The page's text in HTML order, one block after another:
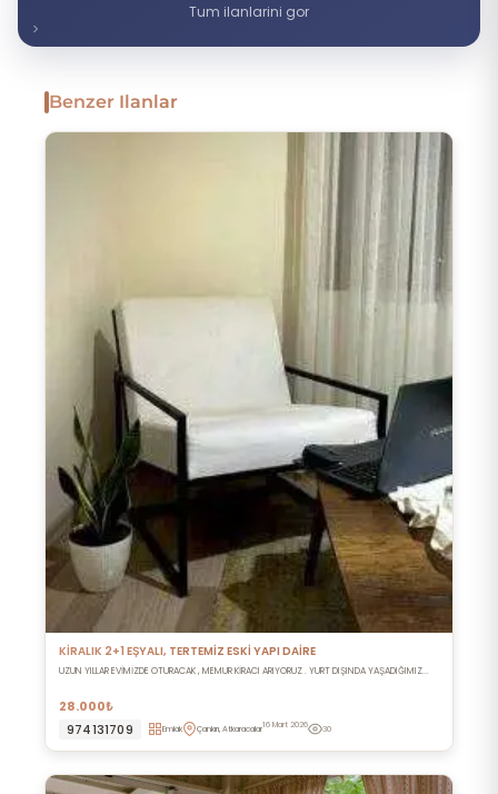
Tum ilanlarini gor
Benzer Ilanlar
KİRALIK 2+1 EŞYALI, TERTEMİZ ESKİ YAPI DAİRE
UZUN YILLAR EVİMİZDE OTURACAK , MEMUR KİRACI ARIYORUZ . YURT DIŞINDA YAŞADIĞIMIZ...
28.000₺
974131709
Emlak Çankırı, Atkaracalar16 Mart 2026 30